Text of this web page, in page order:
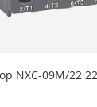
NXC-09M/22